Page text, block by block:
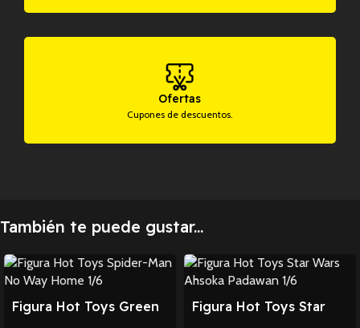
Ofertas
Cupones de descuentos.
También te puede gustar...
Figura Hot Toys Green
Figura Hot Toys Star